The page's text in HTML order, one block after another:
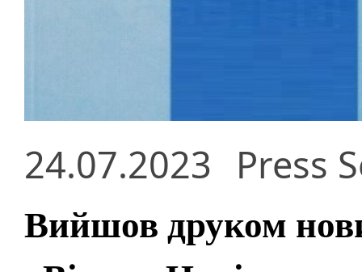
24.07.2023 Press
Вийшов друком